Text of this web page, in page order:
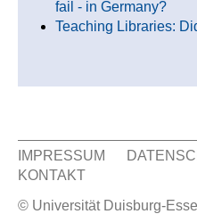
fail - in Germany?
Teaching Libraries:
Sekundär Menü
IMPRESSUM
KONTAKT
© Universität Duisburg-